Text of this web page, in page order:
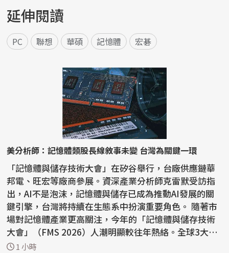
延伸閱讀
PC 聯想 華碩 記憶體 宏碁
美分析師：記憶體類股長線敘事未變 台灣為關鍵一環
「記憶體與儲存技術大會」在矽谷舉行，台廠供應鏈華
邦電、旺宏等廠商參展。資深產業分析師克雷默受訪指
出，AI不是泡沫，記憶體與儲存已成為推動AI發展的關
鍵引擎，台灣將持續在生態系中扮演重要角色。 隨著市
場對記憶體產業更高關注，今年的「記憶體與儲存技術
大會」（FMS 2026）人潮明顯較往年熱絡。全球3大記
憶體巨...
1 小時